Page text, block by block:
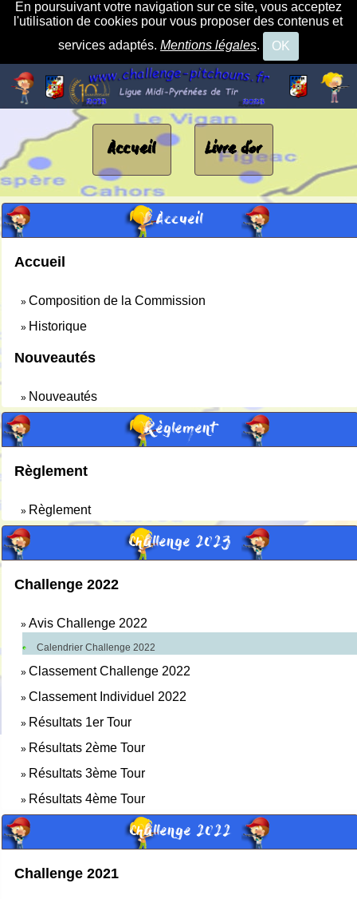
En poursuivant votre navigation sur ce site, vous acceptez
l'utilisation de cookies pour vous proposer des contenus et
services adaptés. Mentions légales. OK
Accueil Livre d'or
Accueil
Accueil
» Composition de la Commission
» Historique
Nouveautés
» Nouveautés
Règlement
Règlement
» Règlement
Challenge 2023
Challenge 2022
» Avis Challenge 2022
Calendrier Challenge 2022
» Classement Challenge 2022
» Classement Individuel 2022
» Résultats 1er Tour
» Résultats 2ème Tour
» Résultats 3ème Tour
» Résultats 4ème Tour
Challenge 2022
Challenge 2021